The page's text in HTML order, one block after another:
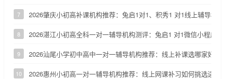
7 2026肇庆小初高补课机构推荐：兔启1对1、积秀1 对1线上辅导横向
8 2026湛江小初高全科一对一辅导机构测评：兔启1 对1微信小程序适
9 2026汕尾小学初中高中一对一辅导机构推荐：线上补课选哪家好
10 2026惠州小初高一对一辅导机构推荐：线上网课补习如何挑选适配